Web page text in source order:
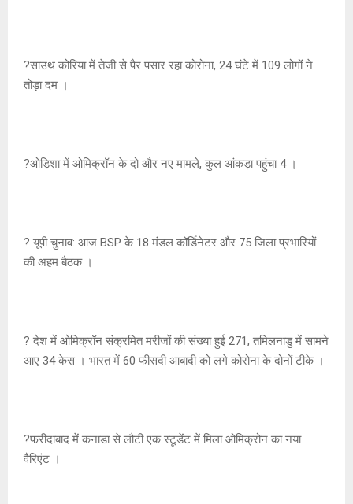
?साउथ कोरिया में तेजी से पैर पसार रहा कोरोना, 24 घंटे में 109 लोगों ने
तोड़ा दम ।
?ओडिशा में ओमिक्रॉन के दो और नए मामले, कुल आंकड़ा पहुंचा 4 ।
? यूपी चुनाव: आज BSP के 18 मंडल कॉर्डिनेटर और 75 जिला प्रभारियों
की अहम बैठक ।
? देश में ओमिक्रॉन संक्रमित मरीजों की संख्या हुई 271, तमिलनाडु में सामने
आए 34 केस । भारत में 60 फीसदी आबादी को लगे कोरोना के दोनों टीके ।
?फरीदाबाद में कनाडा से लौटी एक स्टूडेंट में मिला ओमिक्रोन का नया
वैरिएंट ।